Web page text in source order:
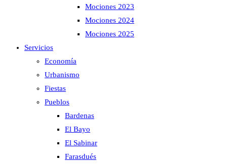
Mociones 2023
Mociones 2024
Mociones 2025
Servicios
Economía
Urbanismo
Fiestas
Pueblos
Bardenas
El Bayo
El Sabinar
Farasdués